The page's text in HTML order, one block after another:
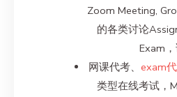
Zoom Meeting,
的各类讨论
Exam
网课代考、exam
类型在线考试，